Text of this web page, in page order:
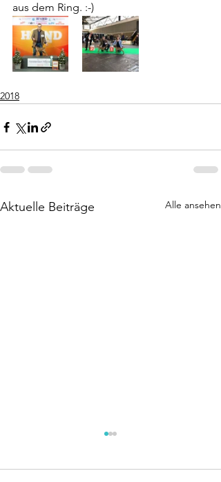
aus dem Ring. :-)
2018
Aktuelle Beiträge Alle ansehen